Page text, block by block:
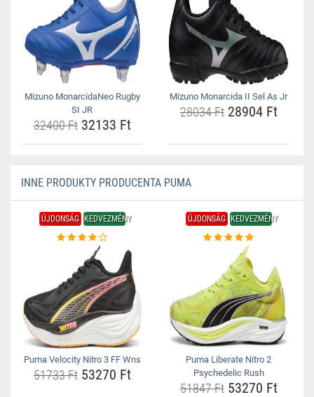
Mizuno MonarcidaNeo Rugby
SI JR
32400 Ft32133 Ft
Mizuno Monarcida II Sel As Jr
28034 Ft28904 Ft
INNE PRODUKTY PRODUCENTA PUMA
ÚJDONSÁG KEDVEZMÉNY
Puma Velocity Nitro 3 FF Wns
51733 Ft53270 Ft
ÚJDONSÁG KEDVEZMÉNY
Puma Liberate Nitro 2
Psychedelic Rush
51847 Ft53270 Ft